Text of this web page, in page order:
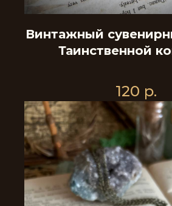
Винтажный
Таинственной
120 р.